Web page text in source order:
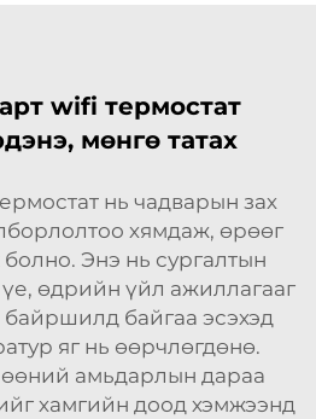
wifi термостат
мөнгө татах
нь чадварын зах
хямдаж, өрөөг
болно. Энэ нь сургалтын
өдрийн үйл ажиллагааг
байгаа эсэхэд
яг нь өөрчлөгдөнө.
амьдарлын дараа
хамгийн доод хэмжээнд